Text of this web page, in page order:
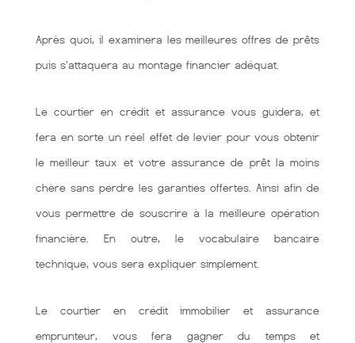
Après quoi, il examinera les meilleures offres de prêts
puis s'attaquera au montage financier adéquat.
Le courtier en crédit et assurance vous guidera, et
fera en sorte un réel effet de levier pour vous obtenir
le meilleur taux et votre assurance de prêt la moins
chère sans perdre les garanties offertes. Ainsi afin de
vous permettre de souscrire à la meilleure opération
financière. En outre, le vocabulaire bancaire
technique, vous sera expliquer simplement.
Le courtier en crédit immobilier et assurance
emprunteur, vous fera gagner du temps et